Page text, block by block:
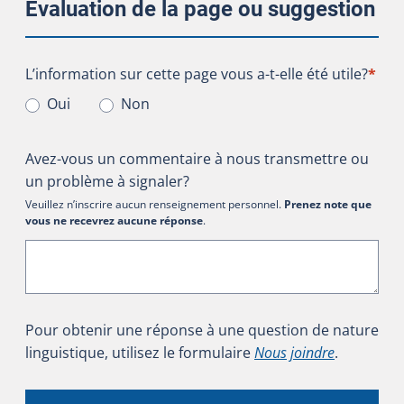
Évaluation de la page ou suggestion
L’information sur cette page vous a-t-elle été utile?
L’information sur cette page vous a-t-elle été utile?*
Oui
Non
Avez-vous un commentaire à nous transmettre ou
un problème à signaler?
Veuillez n’inscrire aucun renseignement personnel. Prenez note que
vous ne recevrez aucune réponse.
Pour obtenir une réponse à une question de nature
linguistique, utilisez le formulaireNous joindre.